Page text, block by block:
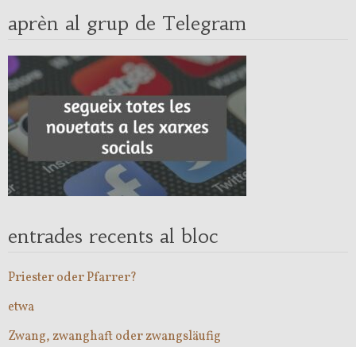
aprèn al grup de Telegram
entrades recents al bloc
Priester oder Pfarrer?
etwa
Zwang, zwanghaft oder zwangsläufig